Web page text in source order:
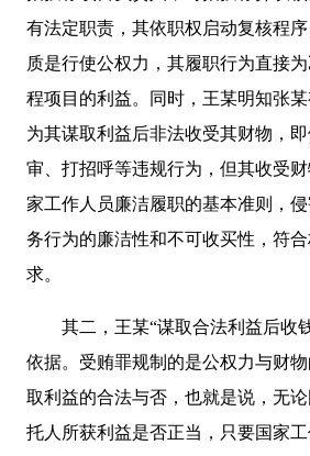
有法定职责，其依职权启动复核程
质是行使公权力，其履职行为直接
程项目的利益。同时，王某明知张
为其谋取利益后非法收受其财物，
审、打招呼等违规行为，但其收受
家工作人员廉洁履职的基本准则，
务行为的廉洁性和不可收买性，符
求。
其二，王某“谋取合法利益后收钱
依据。受贿罪规制的是公权力与财
取利益的合法与否，也就是说，无
托人所获利益是否正当，只要国家